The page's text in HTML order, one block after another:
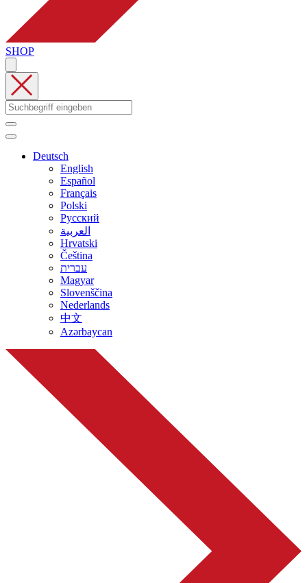
SHOP
Deutsch
English
Español
Français
Polski
Русский
العربية
Hrvatski
Čeština
עברית
Magyar
Slovenščina
Nederlands
中文
Azərbaycan